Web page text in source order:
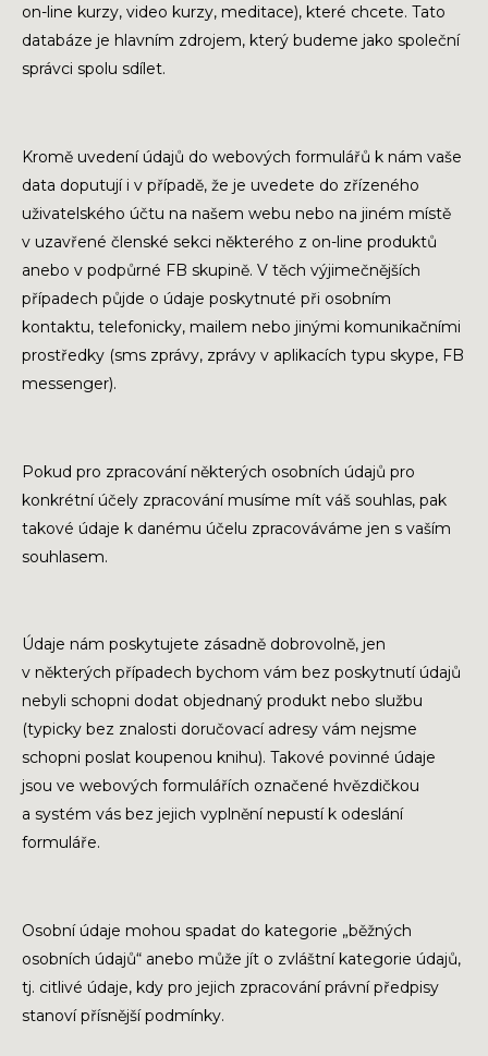
on-line kurzy, video kurzy, meditace), které chcete. Tato
databáze je hlavním zdrojem, který budeme jako společní
správci spolu sdílet.
Kromě uvedení údajů do webových formulářů k nám vaše
data doputují i v případě, že je uvedete do zřízeného
uživatelského účtu na našem webu nebo na jiném místě
v uzavřené členské sekci některého z on-line produktů
anebo v podpůrné FB skupině. V těch výjimečnějších
případech půjde o údaje poskytnuté při osobním
kontaktu, telefonicky, mailem nebo jinými komunikačními
prostředky (sms zprávy, zprávy v aplikacích typu skype, FB
messenger).
Pokud pro zpracování některých osobních údajů pro
konkrétní účely zpracování musíme mít váš souhlas, pak
takové údaje k danému účelu zpracováváme jen s vaším
souhlasem.
Údaje nám poskytujete zásadně dobrovolně, jen
v některých případech bychom vám bez poskytnutí údajů
nebyli schopni dodat objednaný produkt nebo službu
(typicky bez znalosti doručovací adresy vám nejsme
schopni poslat koupenou knihu). Takové povinné údaje
jsou ve webových formulářích označené hvězdičkou
a systém vás bez jejich vyplnění nepustí k odeslání
formuláře.
Osobní údaje mohou spadat do kategorie „běžných
osobních údajů“ anebo může jít o zvláštní kategorie údajů,
tj. citlivé údaje, kdy pro jejich zpracování právní předpisy
stanoví přísnější podmínky.